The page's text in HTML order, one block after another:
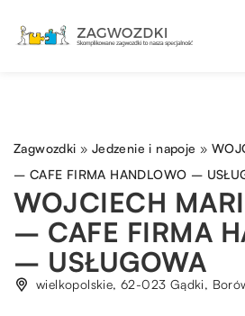
Zagwozdki » Jedzenie i napoje »
– CAFE FIRMA HANDLOWO –
WOJCIECH
– CAFE FIRMA
– USŁUGOWA
wielkopolskie, 62-023 Gądki,